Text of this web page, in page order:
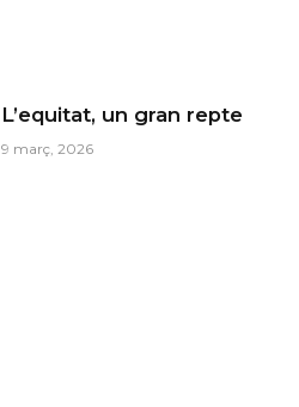
L’equitat, un gran repte
9 març, 2026